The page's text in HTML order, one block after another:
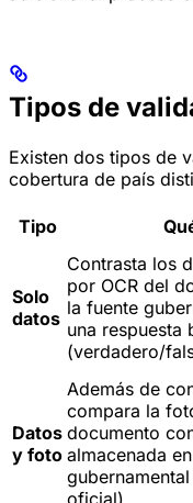
Tipos de
Existen dos tipos de
cobertura de país
Tipo
Solo
datos
Contrasta los
por OCR del
la fuente
una respuesta
(verdadero/
Datos
y foto
Además de
compara la
documento
almacenada